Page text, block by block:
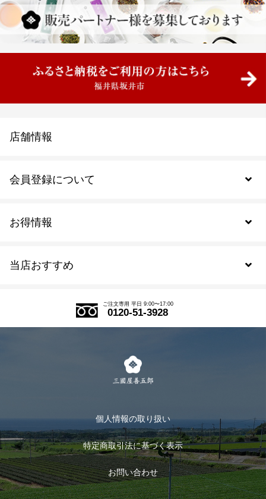
当店おすすめ
式部の香りシリーズ
お茶のギフト
おすすめのお茶
お茶に合うスイーツ
お得情報
会員登録について
会員規約について
ログイン
ログアウト
店舗情報
ご注文専用 平日 9:00〜17:00
0120-51-3928
個人情報の取り扱い
特定商取引法に基づく表示
お問い合わせ